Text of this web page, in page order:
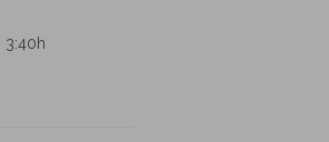
3:40h